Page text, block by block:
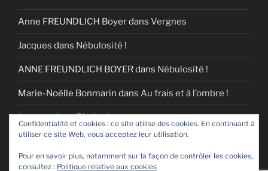
Anne FREUNDLICH Boyerdans Vergnes
Jacques dans Nébulosité !
ANNE FREUNDLICH BOYERdans Nébulosité !
Marie-Noëlle Bonmarin dans Au frais et à l’ombre !
JacquesdansZénitude
Confidentialité et cookies : ce site utilise des cookies. En continuant à
utiliser ce site Web, vous acceptez leur utilisation.
Pour en savoir plus, notamment sur la façon de contrôler les cookies,
consultez : Politique relative aux cookies